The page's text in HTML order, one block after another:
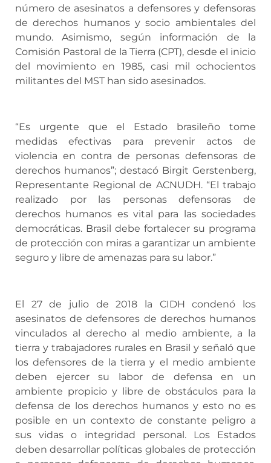
número de asesinatos a defensores y defensoras
de derechos humanos y socio ambientales del
mundo. Asimismo, según información de la
Comisión Pastoral de la Tierra (CPT), desde el inicio
del movimiento en 1985, casi mil ochocientos
militantes del MST han sido asesinados.
“Es urgente que el Estado brasileño tome
medidas efectivas para prevenir actos de
violencia en contra de personas defensoras de
derechos humanos”; destacó Birgit Gerstenberg,
Representante Regional de ACNUDH. “El trabajo
realizado por las personas defensoras de
derechos humanos es vital para las sociedades
democráticas. Brasil debe fortalecer su programa
de protección con miras a garantizar un ambiente
seguro y libre de amenazas para su labor.”
El 27 de julio de 2018 la CIDH condenó los
asesinatos de defensores de derechos humanos
vinculados al derecho al medio ambiente, a la
tierra y trabajadores rurales en Brasil y señaló que
los defensores de la tierra y el medio ambiente
deben ejercer su labor de defensa en un
ambiente propicio y libre de obstáculos para la
defensa de los derechos humanos y esto no es
posible en un contexto de constante peligro a
sus vidas o integridad personal. Los Estados
deben desarrollar políticas globales de protección